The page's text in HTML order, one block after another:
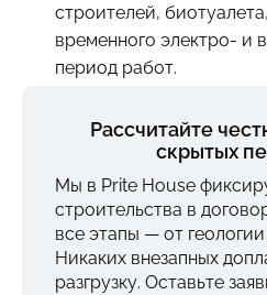
строителей,
временного электро- и
период работ.
Рассчитайте
скрытых
Мы в Prite House
строительства в
все этапы — от
Никаких внезапных
разгрузку. Оставьте